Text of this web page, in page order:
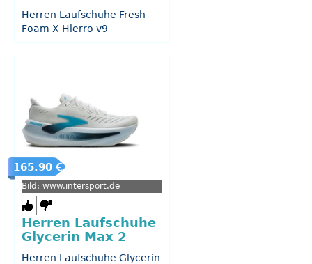
Herren Laufschuhe Fresh
Foam X Hierro v9
165.90 €
Bild: www.intersport.de
Herren Laufschuhe
Glycerin Max 2
Herren Laufschuhe Glycerin